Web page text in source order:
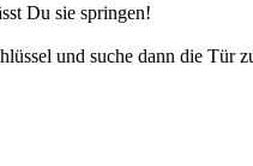
Du sie springen!
und suche dann die Tür